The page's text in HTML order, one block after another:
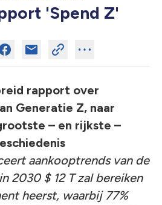
'Spend Z'
rapport over
Generatie Z, naar
– en rijkste –
aankooptrends van de
2030 $ 12 T zal bereiken
heerst, waarbij 77%